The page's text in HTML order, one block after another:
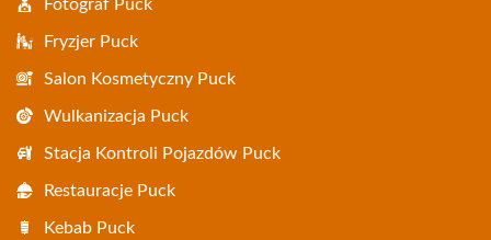
Fotograf Puck
Fryzjer Puck
Salon Kosmetyczny Puck
Wulkanizacja Puck
Stacja Kontroli Pojazdów Puck
Restauracje Puck
Kebab Puck